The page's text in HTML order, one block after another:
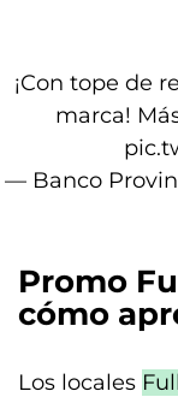
¡Con tope de
marca!
— Banco
Promo
cómo
Los locales